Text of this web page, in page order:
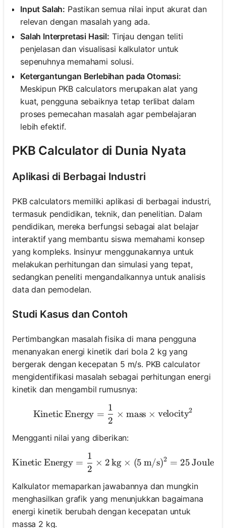
Input Salah: Pastikan semua nilai input akurat dan
relevan dengan masalah yang ada.
Salah Interpretasi Hasil: Tinjau dengan teliti
penjelasan dan visualisasi kalkulator untuk
sepenuhnya memahami solusi.
Ketergantungan Berlebihan pada Otomasi:
Meskipun PKB calculators merupakan alat yang
kuat, pengguna sebaiknya tetap terlibat dalam
proses pemecahan masalah agar pembelajaran
lebih efektif.
PKB Calculator di Dunia Nyata
Aplikasi di Berbagai Industri
PKB calculators memiliki aplikasi di berbagai industri,
termasuk pendidikan, teknik, dan penelitian. Dalam
pendidikan, mereka berfungsi sebagai alat belajar
interaktif yang membantu siswa memahami konsep
yang kompleks. Insinyur menggunakannya untuk
melakukan perhitungan dan simulasi yang tepat,
sedangkan peneliti mengandalkannya untuk analisis
data dan pemodelan.
Studi Kasus dan Contoh
Pertimbangkan masalah fisika di mana pengguna
menanyakan energi kinetik dari bola 2 kg yang
bergerak dengan kecepatan 5 m/s. PKB calculator
mengidentifikasi masalah sebagai perhitungan energi
kinetik dan mengambil rumusnya:
\text{Kinetic Energy} =
Kinetic Energy =
2
1
× mass × velocity2
Mengganti nilai yang diberikan:
\text{Kinetic Energy}
Kinetic Energy =
2
1
× 2 kg × (5 m/s)2 = 25Joules
Kalkulator memaparkan jawabannya dan mungkin
menghasilkan grafik yang menunjukkan bagaimana
energi kinetik berubah dengan kecepatan untuk
massa 2 kg.